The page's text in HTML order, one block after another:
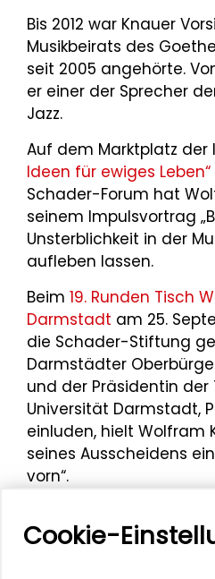
Bis 2012 war Knauer
Musikbeirats des
seit 2005 angehörte.
er einer der Sprecher
Jazz.
Auf dem Marktplatz der
Ideen für ewiges Leben“
Schader-Forum hat
seinem Impulsvortrag
Unsterblichkeit in der
aufleben lassen.
Beim 19. Runden Tisch
Darmstadt am 25.
die Schader-Stiftung
Darmstädter
und der Präsidentin der
Universität Darmstadt,
einluden, hielt Wolfram
seines Ausscheidens
vorn“.
Wie lange hält die
Cookie-